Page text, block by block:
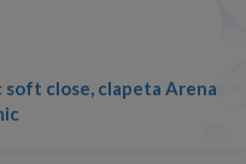
soft close, clapeta Arena